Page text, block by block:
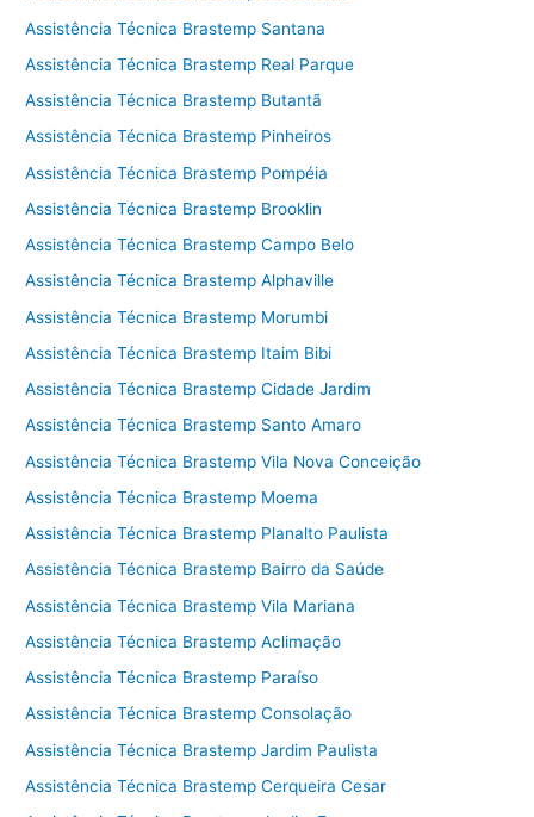
Assistência Técnica Brastemp Santana
Assistência Técnica Brastemp Real Parque
Assistência Técnica Brastemp Butantã
Assistência Técnica Brastemp Pinheiros
Assistência Técnica Brastemp Pompéia
Assistência Técnica Brastemp Brooklin
Assistência Técnica Brastemp Campo Belo
Assistência Técnica Brastemp Alphaville
Assistência Técnica Brastemp Morumbi
Assistência Técnica Brastemp Itaim Bibi
Assistência Técnica Brastemp Cidade Jardim
Assistência Técnica Brastemp Santo Amaro
Assistência Técnica Brastemp Vila Nova Conceição
Assistência Técnica Brastemp Moema
Assistência Técnica Brastemp Planalto Paulista
Assistência Técnica Brastemp Bairro da Saúde
Assistência Técnica Brastemp Vila Mariana
Assistência Técnica Brastemp Aclimação
Assistência Técnica Brastemp Paraíso
Assistência Técnica Brastemp Consolação
Assistência Técnica Brastemp Jardim Paulista
Assistência Técnica Brastemp Cerqueira Cesar